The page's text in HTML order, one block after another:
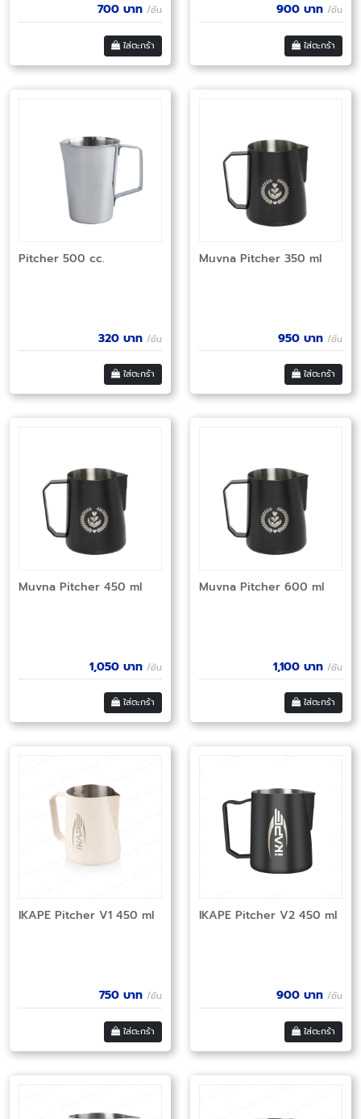
700 บาท /อัน
ใส่ตะกร้า
900 บาท /อัน
ใส่ตะกร้า
Pitcher 500 cc.
320 บาท /อัน
ใส่ตะกร้า
Muvna Pitcher 350 ml
950 บาท /อัน
ใส่ตะกร้า
Muvna Pitcher 450 ml
1,050 บาท /อัน
ใส่ตะกร้า
Muvna Pitcher 600 ml
1,100 บาท /อัน
ใส่ตะกร้า
IKAPE Pitcher V1 450 ml
750 บาท /อัน
ใส่ตะกร้า
IKAPE Pitcher V2 450 ml
900 บาท /อัน
ใส่ตะกร้า